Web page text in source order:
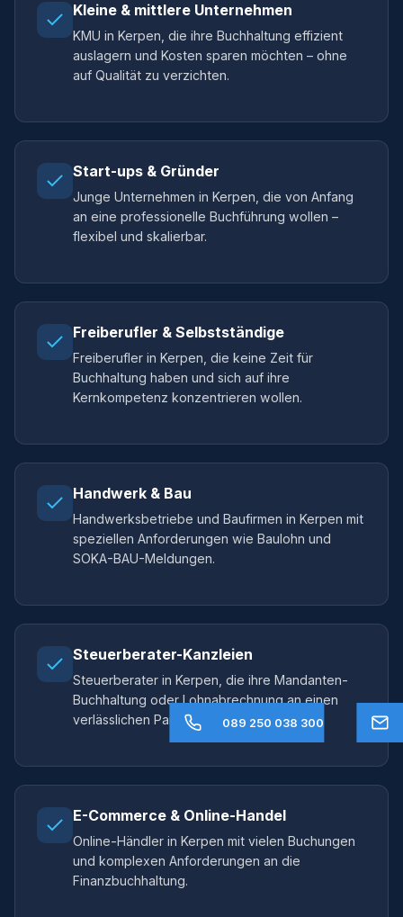
Kleine & mittlere Unternehmen
KMU in Kerpen, die ihre Buchhaltung effizient
auslagern und Kosten sparen möchten – ohne
auf Qualität zu verzichten.
Start-ups & Gründer
Junge Unternehmen in Kerpen, die von Anfang
an eine professionelle Buchführung wollen –
flexibel und skalierbar.
Freiberufler & Selbstständige
Freiberufler in Kerpen, die keine Zeit für
Buchhaltung haben und sich auf ihre
Kernkompetenz konzentrieren wollen.
Handwerk & Bau
Handwerksbetriebe und Baufirmen in Kerpen mit
speziellen Anforderungen wie Baulohn und
SOKA-BAU-Meldungen.
Steuerberater-Kanzleien
Steuerberater in Kerpen, die ihre Mandanten-
Buchhaltung oder Lohnabrechnung an einen
verlässlichen Partner auslagern möchten.
E-Commerce & Online-Handel
Online-Händler in Kerpen mit vielen Buchungen
und komplexen Anforderungen an die
Finanzbuchhaltung.
089 250 038 300